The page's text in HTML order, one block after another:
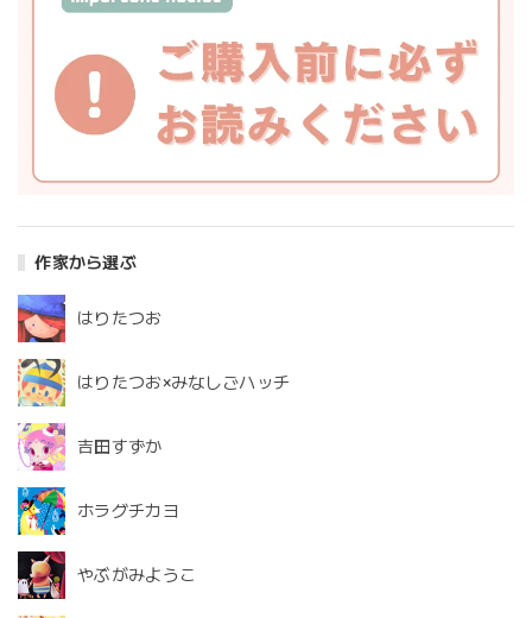
作家から選ぶ
はりたつお
はりたつお×みなしごハッチ
吉田すずか
ホラグチカヨ
やぶがみようこ